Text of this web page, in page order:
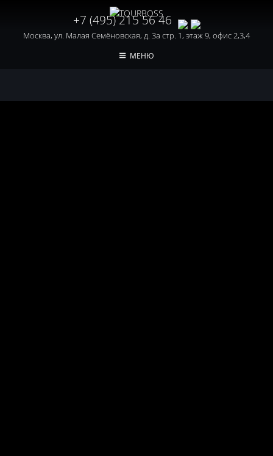
+7 (495) 215 56 46
Москва, ул. Малая Семёновская, д. 3а стр. 1, этаж 9, офис 2,3,4
МЕНЮ